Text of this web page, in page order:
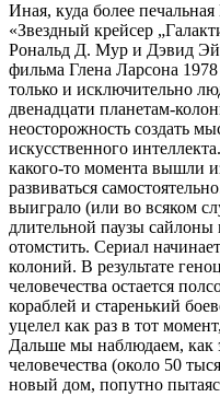
Иная, куда более
«Звездный крейсер
Рональд Д. Мур и Дэвид
фильма Глена Ларсона
только и исключительно
двенадцати планетам-
неосторожность создать
искусственного
какого-то момента вышли
развиваться
выиграло (или во всяком
длительной паузы сайлоны
отомстить. Сериал
колоний. В результате
человечества остается
кораблей и старенький
уцелел как раз в тот
Дальше мы наблюдаем, как
человечества (около 50
новый дом, попутно